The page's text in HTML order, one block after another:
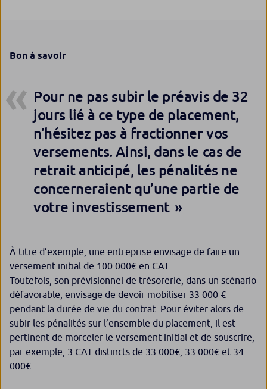
Bon à savoir
Pour ne pas subir le préavis de 32
jours lié à ce type de placement,
n’hésitez pas à fractionner vos
versements. Ainsi, dans le cas de
retrait anticipé, les pénalités ne
concerneraient qu’une partie de
votre investissement
À titre d’exemple, une entreprise envisage de faire un
versement initial de 100 000€ en CAT.
Toutefois, son prévisionnel de trésorerie, dans un scénario
défavorable, envisage de devoir mobiliser 33 000 €
pendant la durée de vie du contrat. Pour éviter alors de
subir les pénalités sur l’ensemble du placement, il est
pertinent de morceler le versement initial et de souscrire,
par exemple, 3 CAT distincts de 33 000€, 33 000€ et 34
000€.